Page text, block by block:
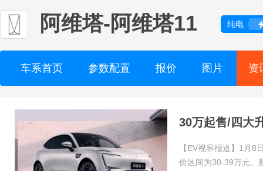
阿维塔-阿维塔11 纯电
车系首页 参数配置 报价 图片 资
30万起售/四大
【EV视界报道】1月
价区间为30-39万元。